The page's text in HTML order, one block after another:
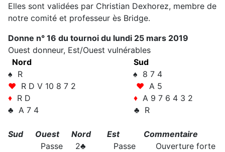
Elles sont validées par Christian Dexhorez, membre de
notre comité et professeur ès Bridge.
Donne n° 16 du tournoi du lundi 25 mars 2019
Ouest donneur, Est/Ouest vulnérables
Nord
Sud
♠ R ♠ 8 7 4
♥ R D V 10 8 7 2 ♥ A 5
♦ R D ♦ A 9 7 6 4 3 2
♣ A 7 4 ♣ R
Sud Ouest Nord Est Commentaire
Passe 2♣ Passe Ouverture forte